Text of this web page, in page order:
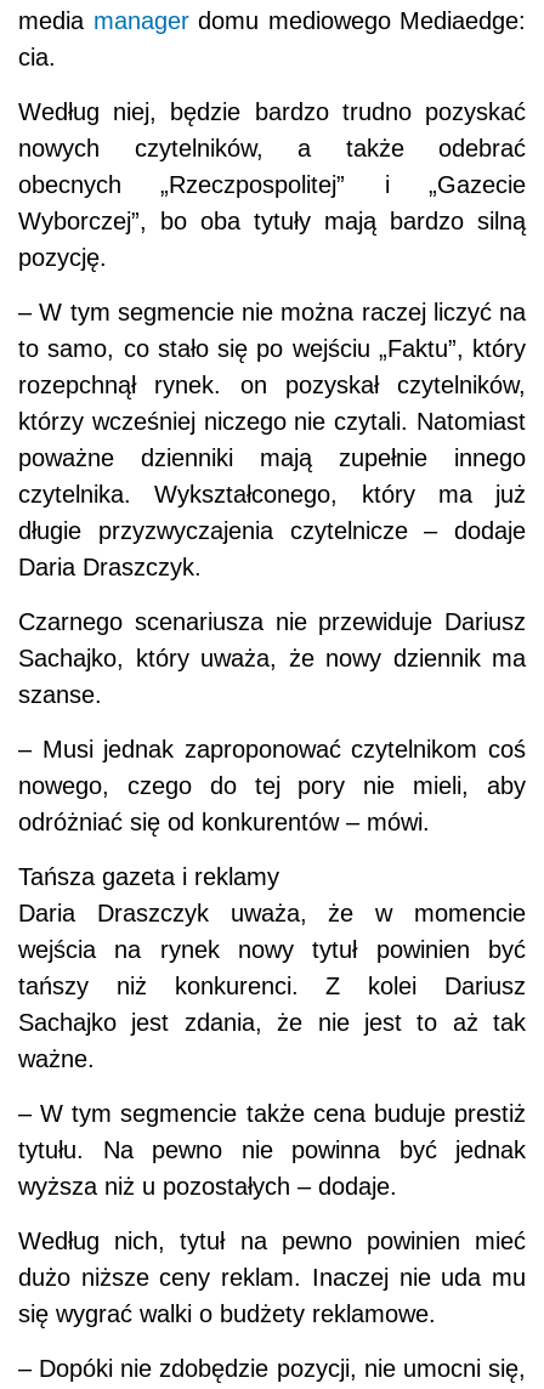
media managerdomu mediowego Mediaedge:
cia.
Według niej, będzie bardzo trudno pozyskać
nowych czytelników, a także odebrać
obecnych „Rzeczpospolitej” i „Gazecie
Wyborczej”, bo oba tytuły mają bardzo silną
pozycję.
– W tym segmencie nie można raczej liczyć na
to samo, co stało się po wejściu „Faktu”, który
rozepchnął rynek. on pozyskał czytelników,
którzy wcześniej niczego nie czytali. Natomiast
poważne dzienniki mają zupełnie innego
czytelnika. Wykształconego, który ma już
długie przyzwyczajenia czytelnicze – dodaje
Daria Draszczyk.
Czarnego scenariusza nie przewiduje Dariusz
Sachajko, który uważa, że nowy dziennik ma
szanse.
– Musi jednak zaproponować czytelnikom coś
nowego, czego do tej pory nie mieli, aby
odróżniać się od konkurentów – mówi.
Tańsza gazeta i reklamy
Daria Draszczyk uważa, że w momencie
wejścia na rynek nowy tytuł powinien być
tańszy niż konkurenci. Z kolei Dariusz
Sachajko jest zdania, że nie jest to aż tak
ważne.
– W tym segmencie także cena buduje prestiż
tytułu. Na pewno nie powinna być jednak
wyższa niż u pozostałych – dodaje.
Według nich, tytuł na pewno powinien mieć
dużo niższe ceny reklam. Inaczej nie uda mu
się wygrać walki o budżety reklamowe.
– Dopóki nie zdobędzie pozycji, nie umocni się,